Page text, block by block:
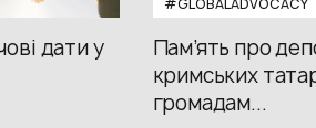
дати у
#GLOBALADVOCACY
Пам’ять про
кримських
громадам...